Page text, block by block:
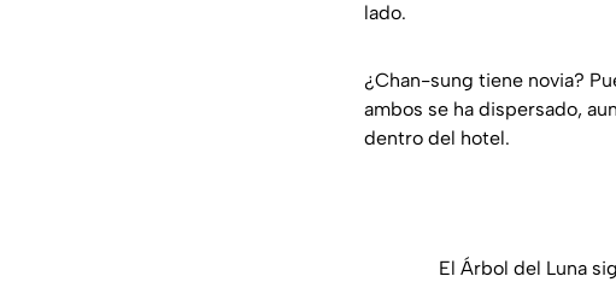
lado.
¿Chan-sung tiene novia?
ambos se ha dispersado,
dentro del hotel.
El Árbol del Luna